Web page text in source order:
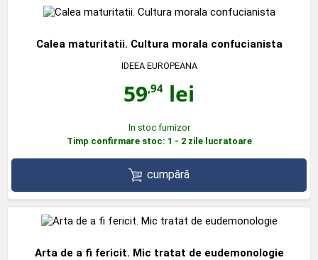
Calea maturitatii. Cultura morala confucianista
IDEEA EUROPEANA
59,94 lei
In stoc furnizor
Timp confirmare stoc: 1 - 2 zile lucratoare
cumpără
Arta de a fi fericit. Mic tratat de eudemonologie